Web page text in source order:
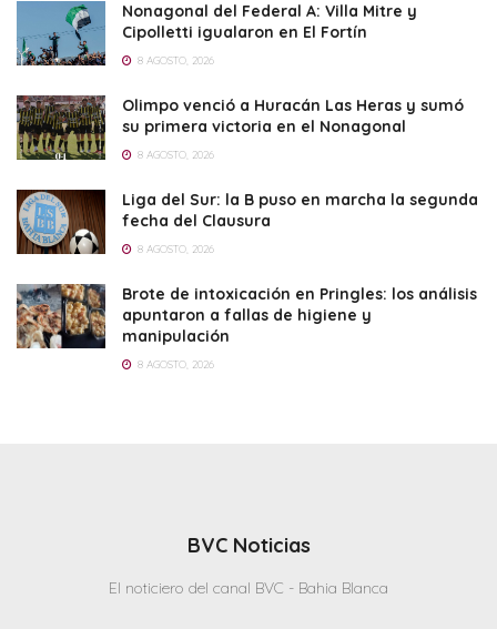
Nonagonal del Federal A: Villa Mitre y
Cipolletti igualaron en El Fortín
8 AGOSTO, 2026
Olimpo venció a Huracán Las Heras y sumó
su primera victoria en el Nonagonal
8 AGOSTO, 2026
Liga del Sur: la B puso en marcha la segunda
fecha del Clausura
8 AGOSTO, 2026
Brote de intoxicación en Pringles: los análisis
apuntaron a fallas de higiene y
manipulación
8 AGOSTO, 2026
BVC Noticias
El noticiero del canal BVC - Bahia Blanca